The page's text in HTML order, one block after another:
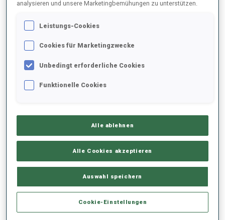
2021/2022
PERFORMANCE TREND
KEINE DATEN VORHANDEN
analysieren und unsere Marketingbemühungen zu unterstützen.
Leistungs-Cookies
Cookies für Marketingzwecke
Unbedingt erforderliche Cookies
Funktionelle Cookies
Alle ablehnen
Alle Cookies akzeptieren
Auswahl speichern
Cookie-Einstellungen